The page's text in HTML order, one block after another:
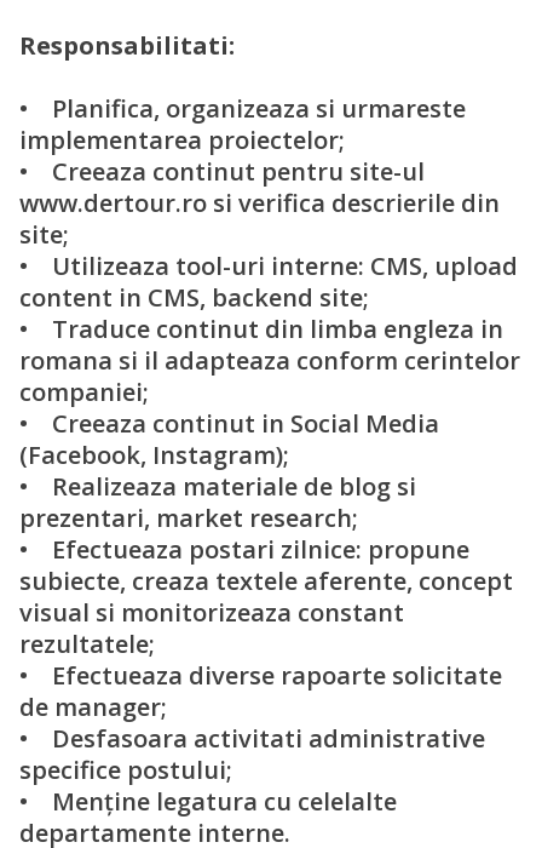
Responsabilitati:
• Planifica, organizeaza si urmareste
implementarea proiectelor;
• Creeaza continut pentru site-ul
www.dertour.ro si verifica descrierile din
site;
• Utilizeaza tool-uri interne: CMS, upload
content in CMS, backend site;
• Traduce continut din limba engleza in
romana si il adapteaza conform cerintelor
companiei;
• Creeaza continut in Social Media
(Facebook, Instagram);
• Realizeaza materiale de blog si
prezentari, market research;
• Efectueaza postari zilnice: propune
subiecte, creaza textele aferente, concept
visual si monitorizeaza constant
rezultatele;
• Efectueaza diverse rapoarte solicitate
de manager;
• Desfasoara activitati administrative
specifice postului;
• Menține legatura cu celelalte
departamente interne.